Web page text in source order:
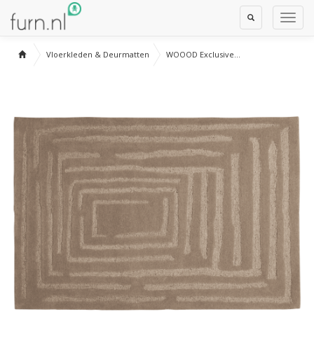
Toggle
Search
Vloerkleden & Deurmatten WOOOD Exclusive...